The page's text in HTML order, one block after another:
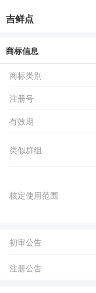
吉鲜点
商标信息
商标类别
注册号
有效期
类似群组
核定使用范围
初审公告
注册公告